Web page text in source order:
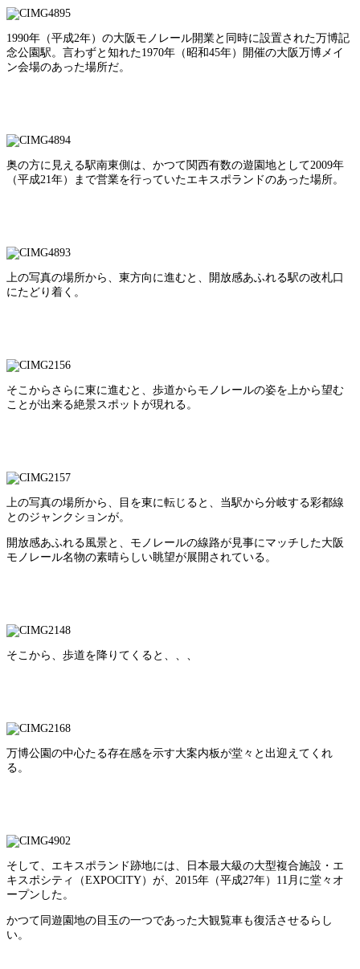
1990年（平成2年）の大阪モノレール開業と同時に設置された万博記
念公園駅。言わずと知れた1970年（昭和45年）開催の大阪万博メイ
ン会場のあった場所だ。
奥の方に見える駅南東側は、かつて関西有数の遊園地として2009年
（平成21年）まで営業を行っていたエキスポランドのあった場所。
上の写真の場所から、東方向に進むと、開放感あふれる駅の改札口
にたどり着く。
そこからさらに東に進むと、歩道からモノレールの姿を上から望む
ことが出来る絶景スポットが現れる。
上の写真の場所から、目を東に転じると、当駅から分岐する彩都線
とのジャンクションが。
開放感あふれる風景と、モノレールの線路が見事にマッチした大阪
モノレール名物の素晴らしい眺望が展開されている。
そこから、歩道を降りてくると、、、
万博公園の中心たる存在感を示す大案内板が堂々と出迎えてくれ
る。
そして、エキスポランド跡地には、日本最大級の大型複合施設・エ
キスポシティ（EXPOCITY）が、2015年（平成27年）11月に堂々オ
ープンした。
かつて同遊園地の目玉の一つであった大観覧車も復活させるらし
い。